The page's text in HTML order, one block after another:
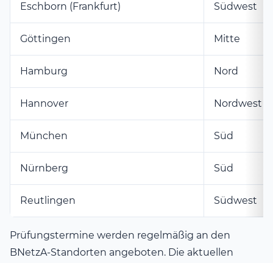
Eschborn (Frankfurt) Südwest
Göttingen Mitte
Hamburg Nord
Hannover Nordwest
München Süd
Nürnberg Süd
Reutlingen Südwest
Prüfungstermine werden regelmäßig an den
BNetzA-Standorten angeboten. Die aktuellen